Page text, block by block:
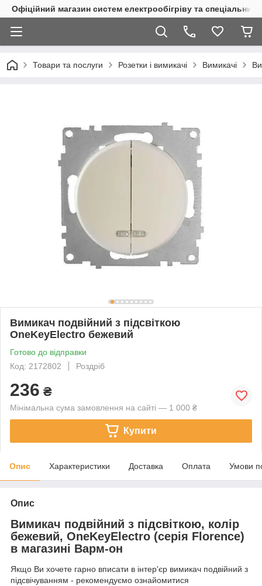
Офіційний магазин систем електрообігріву та спеціальних
Товари та послуги Розетки і вимикачі Вимикачі
Вимикач подвійний з підсвіткою
OneKeyElectro бежевий
Готово до відправки
Код: 2172802
Роздріб
236 ₴
Мінімальна сума замовлення на сайті — 1 000 ₴
Купити
Опис Характеристики Доставка Оплата Умови
Опис
Вимикач подвійний з підсвіткою, колір
бежевий, OneKeyElectro (серія Florence)
в магазині Варм-он
Якщо Ви хочете гарно вписати в інтер'єр вимикач подвійний з
підсвічуванням - рекомендуємо ознайомитися